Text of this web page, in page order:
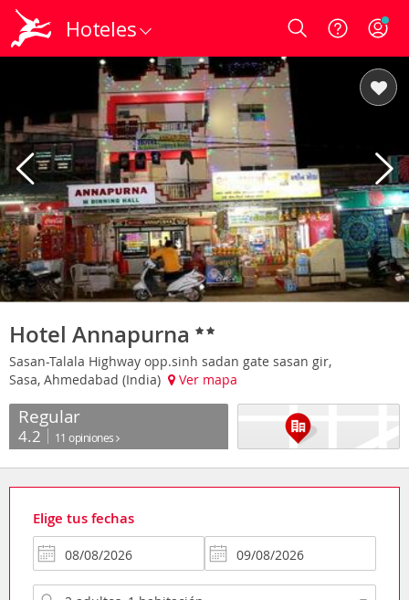
Hoteles Login
Hotel Annapurna
Sasan-Talala Highway opp.sinh sadan gate sasan gir,
Sasa, Ahmedabad (India)
Ver mapa
Regular
4.2 11 opiniones
Elige tus fechas